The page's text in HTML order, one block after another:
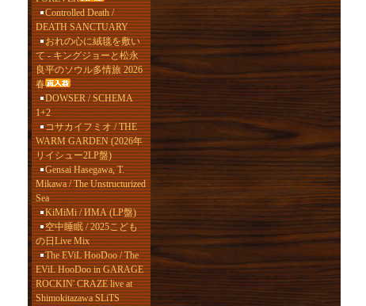
Controlled Death /
DEATH SANCTUARY
おれの心に絨毯を敷い
て - キングジョーと松永
良平のソウル多情旅 2026
春
DOWSER / SCHEMA
1+2
コサカイフミオ / THE
WARM GARDEN (2026年
リイシュー2LP盤)
Gensai Hasegawa, T.
Mikawa / The Unstructurized
Sea
KiMiMi / ИМА (LP盤)
空中睡眠 / 2025こども
の日Live Mix
The EViL HooDoo / The
EViL HooDoo in GARAGE
ROCKIN' CRAZE live at
Shimokitazawa SLiTS